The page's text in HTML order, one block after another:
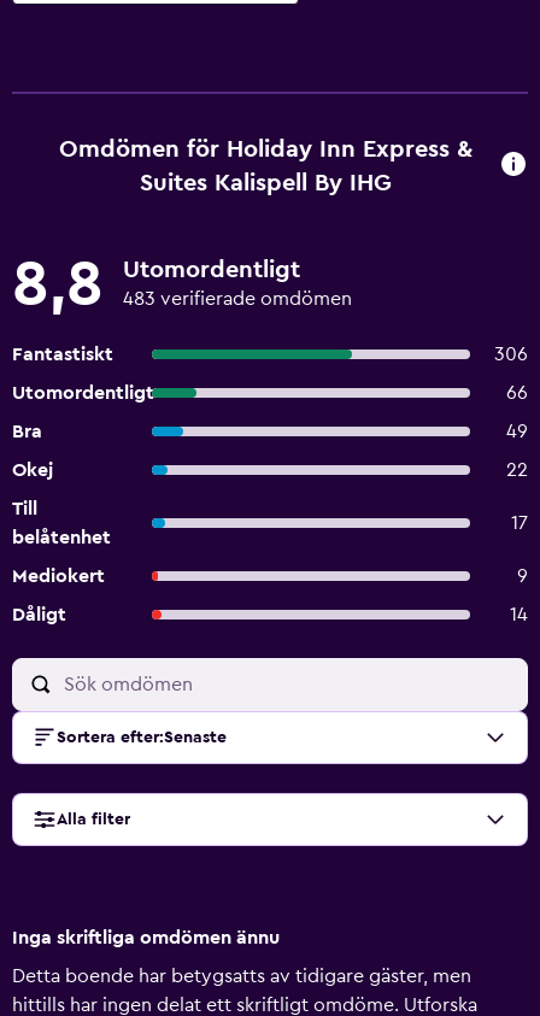
Omdömen för Holiday Inn Express &
Suites Kalispell By IHG
8,8 Utomordentligt
483 verifierade omdömen
Fantastiskt
306
Utomordentligt
66
Bra
49
Okej
22
Till
belåtenhet
17
Mediokert
9
Dåligt
14
Sortera efter:Senaste
Alla filter
Inga skriftliga omdömen ännu
Detta boende har betygsatts av tidigare gäster, men
hittills har ingen delat ett skriftligt omdöme. Utforska